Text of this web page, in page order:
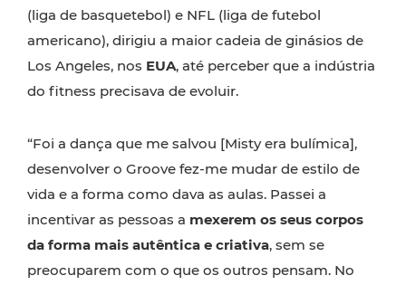
(liga de basquetebol) e NFL (liga de futebol
americano), dirigiu a maior cadeia de ginásios de
Los Angeles, nos EUA, até perceber que a indústria
do fitness precisava de evoluir.
“Foi a dança que me salvou [Misty era bulímica],
desenvolver o Groove fez-me mudar de estilo de
vida e a forma como dava as aulas. Passei a
incentivar as pessoas a mexerem os seus corpos
da forma mais autêntica e criativa, sem se
preocuparem com o que os outros pensam. No